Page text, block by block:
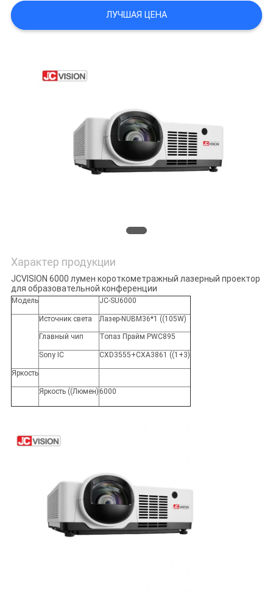
КАРТА
САЙТА
ПОЛИТИКА
ЛУЧШАЯ ЦЕНА
Характер продукции
JCVISION 6000 лумен короткометражный лазерный проектор
для образовательной конференции
Модель JC-SU6000
Источник света Лазер-NUBM36*1 ((105W)
Главный чип Топаз Прайм PWC895
Sony IC CXD3555+CXA3861 ((1+3)
Яркость
Яркость ((Люмен) 6000